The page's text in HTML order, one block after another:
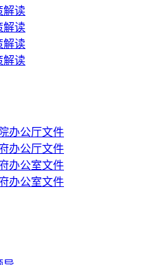
解读
解读
解读
解读
办公厅文件
办公厅文件
办公室文件
办公室文件